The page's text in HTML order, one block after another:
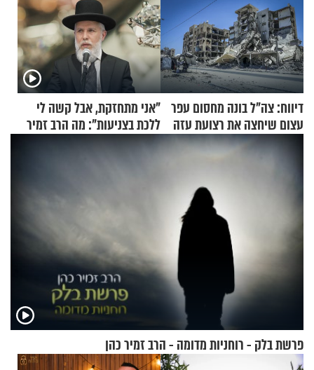
דיווח: צה"ל בונה מחסום עפר
עצום שיחצה את רצועת עזה
לשניים
"אני מתחזקת, אבל קשה לי
ללכת בצניעות": מה הרב זמיר
כהן המליץ לה לעשות?
פרשת בלק - רוחניות מדומה - הרב זמיר כהן